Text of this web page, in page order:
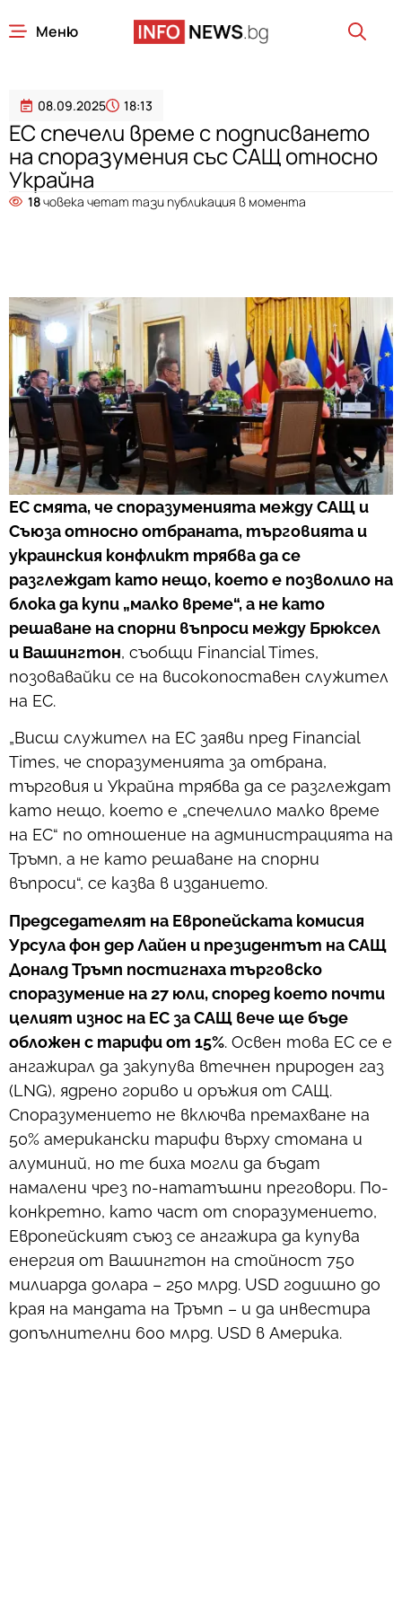
Меню
08.09.2025 18:13
ЕС спечели време с подписването
на споразумения със САЩ относно
Украйна
18човека четат тази публикация в момента
ЕС смята, че споразуменията между САЩ и
Съюза относно отбраната, търговията и
украинския конфликт трябва да се
разглеждат като нещо, което е позволило на
блока да купи „малко време“, а не като
решаване на спорни въпроси между Брюксел
и Вашингтон, съобщи Financial Times,
позовавайки се на високопоставен служител
на ЕС.
„Висш служител на ЕС заяви пред Financial
Times, че споразуменията за отбрана,
търговия и Украйна трябва да се разглеждат
като нещо, което е „спечелило малко време
на ЕС“ по отношение на администрацията на
Тръмп, а не като решаване на спорни
въпроси“, се казва в изданието.
Председателят на Европейската комисия
Урсула фон дер Лайен и президентът на САЩ
Доналд Тръмп постигнаха търговско
споразумение на 27 юли, според което почти
целият износ на ЕС за САЩ вече ще бъде
обложен с тарифи от 15%. Освен това ЕС се е
ангажирал да закупува втечнен природен газ
(LNG), ядрено гориво и оръжия от САЩ.
Споразумението не включва премахване на
50% американски тарифи върху стомана и
алуминий, но те биха могли да бъдат
намалени чрез по-нататъшни преговори. По-
конкретно, като част от споразумението,
Европейският съюз се ангажира да купува
енергия от Вашингтон на стойност 750
милиарда долара – 250 млрд. USD годишно до
края на мандата на Тръмп – и да инвестира
допълнителни 600 млрд. USD в Америка.